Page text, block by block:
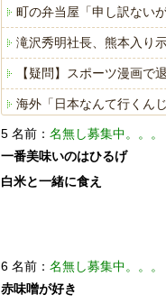
町の弁当屋「申し訳ない
滝沢秀明社長、熊本入り
【疑問】スポーツ漫画で
海外「日本なんて行くん
ヒーローのサバイバルア
5 名前： 名無し募集中。。。
一番美味いのはひるげ
白米と一緒に食え
6 名前： 名無し募集中。。。
赤味噌が好き